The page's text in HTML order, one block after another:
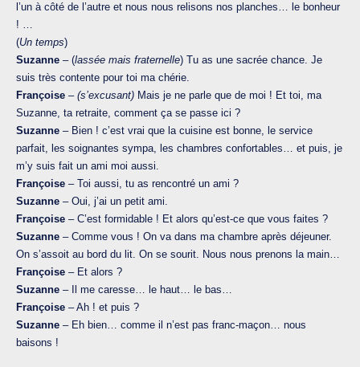
l’un à côté de l’autre et nous nous relisons nos planches… le bonheur
! …
(Un temps)
Suzanne – (lassée mais fraternelle) Tu as une sacrée chance. Je
suis très contente pour toi ma chérie.
Françoise – (s’excusant) Mais je ne parle que de moi ! Et toi, ma
Suzanne, ta retraite, comment ça se passe ici ?
Suzanne – Bien ! c’est vrai que la cuisine est bonne, le service
parfait, les soignantes sympa, les chambres confortables… et puis, je
m’y suis fait un ami moi aussi.
Françoise – Toi aussi, tu as rencontré un ami ?
Suzanne – Oui, j’ai un petit ami.
Françoise – C’est formidable ! Et alors qu’est-ce que vous faites ?
Suzanne – Comme vous ! On va dans ma chambre après déjeuner.
On s’assoit au bord du lit. On se sourit. Nous nous prenons la main…
Françoise – Et alors ?
Suzanne – Il me caresse… le haut… le bas…
Françoise – Ah ! et puis ?
Suzanne – Eh bien… comme il n’est pas franc-maçon… nous
baisons !